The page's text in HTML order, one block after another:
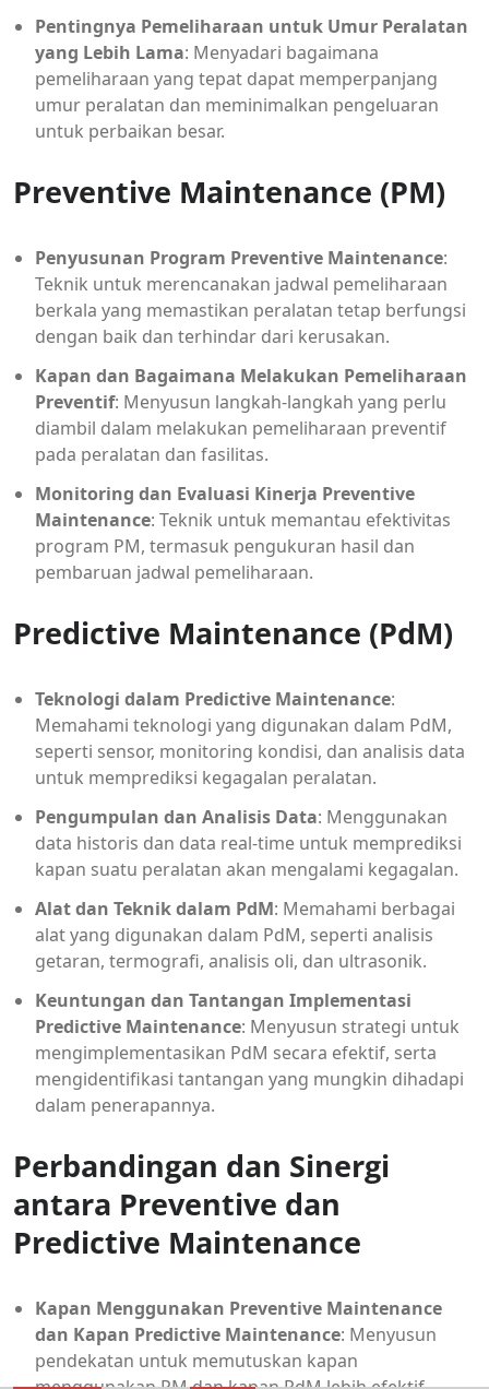
Pentingnya Pemeliharaan untuk Umur Peralatan
yang Lebih Lama: Menyadari bagaimana
pemeliharaan yang tepat dapat memperpanjang
umur peralatan dan meminimalkan pengeluaran
untuk perbaikan besar.
Preventive Maintenance (PM)
Penyusunan Program Preventive Maintenance:
Teknik untuk merencanakan jadwal pemeliharaan
berkala yang memastikan peralatan tetap berfungsi
dengan baik dan terhindar dari kerusakan.
Kapan dan Bagaimana Melakukan Pemeliharaan
Preventif: Menyusun langkah-langkah yang perlu
diambil dalam melakukan pemeliharaan preventif
pada peralatan dan fasilitas.
Monitoring dan Evaluasi Kinerja Preventive
Maintenance: Teknik untuk memantau efektivitas
program PM, termasuk pengukuran hasil dan
pembaruan jadwal pemeliharaan.
Predictive Maintenance (PdM)
Teknologi dalam Predictive Maintenance:
Memahami teknologi yang digunakan dalam PdM,
seperti sensor, monitoring kondisi, dan analisis data
untuk memprediksi kegagalan peralatan.
Pengumpulan dan Analisis Data: Menggunakan
data historis dan data real-time untuk memprediksi
kapan suatu peralatan akan mengalami kegagalan.
Alat dan Teknik dalam PdM: Memahami berbagai
alat yang digunakan dalam PdM, seperti analisis
getaran, termografi, analisis oli, dan ultrasonik.
Keuntungan dan Tantangan Implementasi
Predictive Maintenance: Menyusun strategi untuk
mengimplementasikan PdM secara efektif, serta
mengidentifikasi tantangan yang mungkin dihadapi
dalam penerapannya.
Perbandingan dan Sinergi
antara Preventive dan
Predictive Maintenance
Kapan Menggunakan Preventive Maintenance
dan Kapan Predictive Maintenance: Menyusun
pendekatan untuk memutuskan kapan